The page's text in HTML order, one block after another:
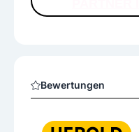
Bewertungen